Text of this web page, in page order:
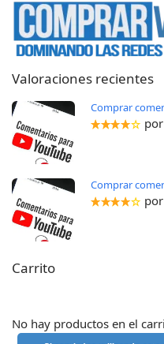
Valoraciones recientes
Comprar
Comprar
Carrito
No hay productos en el